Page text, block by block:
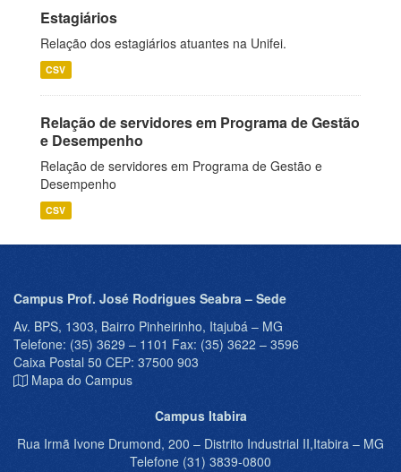
Estagiários
Relação dos estagiários atuantes na Unifei.
CSV
Relação de servidores em Programa de Gestão
e Desempenho
Relação de servidores em Programa de Gestão e
Desempenho
CSV
Campus Prof. José Rodrigues Seabra – Sede
Av. BPS, 1303, Bairro Pinheirinho, Itajubá – MG
Telefone: (35) 3629 – 1101 Fax: (35) 3622 – 3596
Caixa Postal 50 CEP: 37500 903
Mapa do Campus
Campus Itabira
Rua Irmã Ivone Drumond, 200 – Distrito Industrial II,Itabira – MG
Telefone (31) 3839-0800